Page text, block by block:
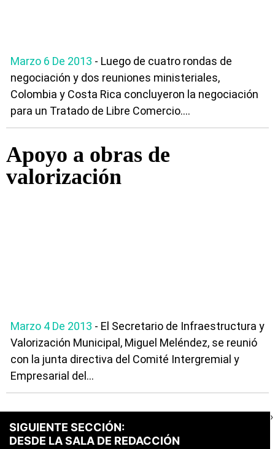
Marzo 6 De 2013 - Luego de cuatro rondas de
negociación y dos reuniones ministeriales,
Colombia y Costa Rica concluyeron la negociación
para un Tratado de Libre Comercio....
Apoyo a obras de
valorización
Marzo 4 De 2013 - El Secretario de Infraestructura y
Valorización Municipal, Miguel Meléndez, se reunió
con la junta directiva del Comité Intergremial y
Empresarial del...
SIGUIENTE SECCIÓN:
DESDE LA SALA DE REDACCIÓN
›